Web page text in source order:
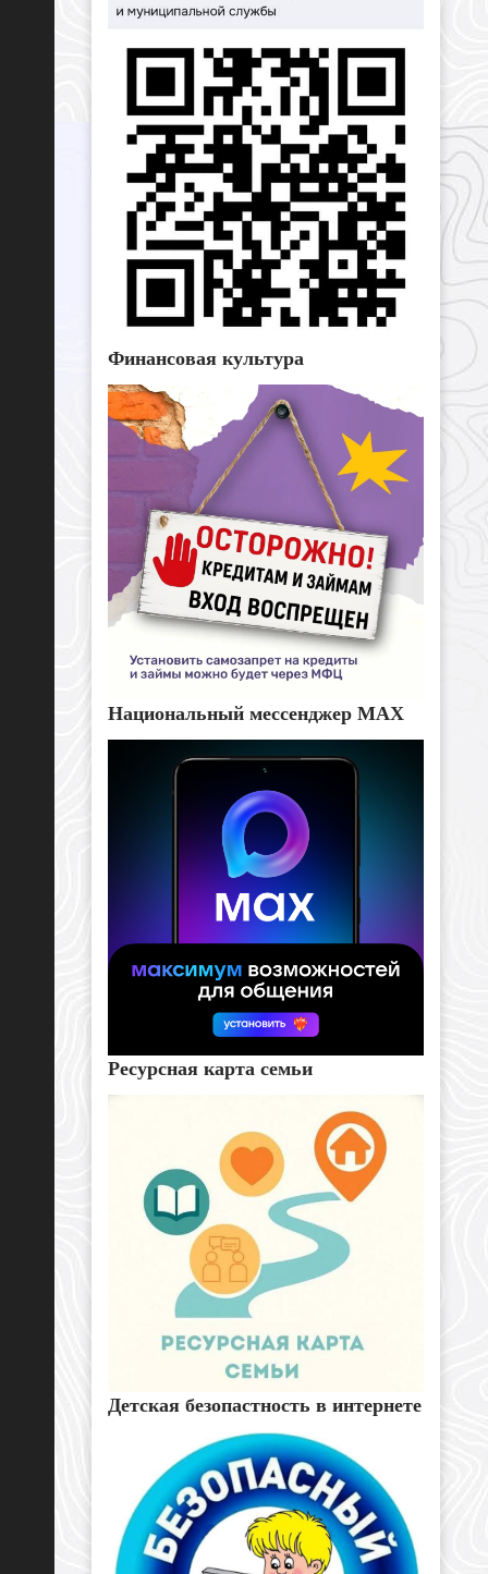
Финансовая культура
Национальный мессенджер MAX
Ресурсная карта семьи
Детская безопастность в интернете